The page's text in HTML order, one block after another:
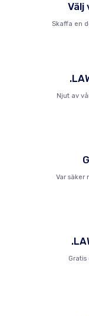
Välj
Skaffa en
Njut av
Var säker